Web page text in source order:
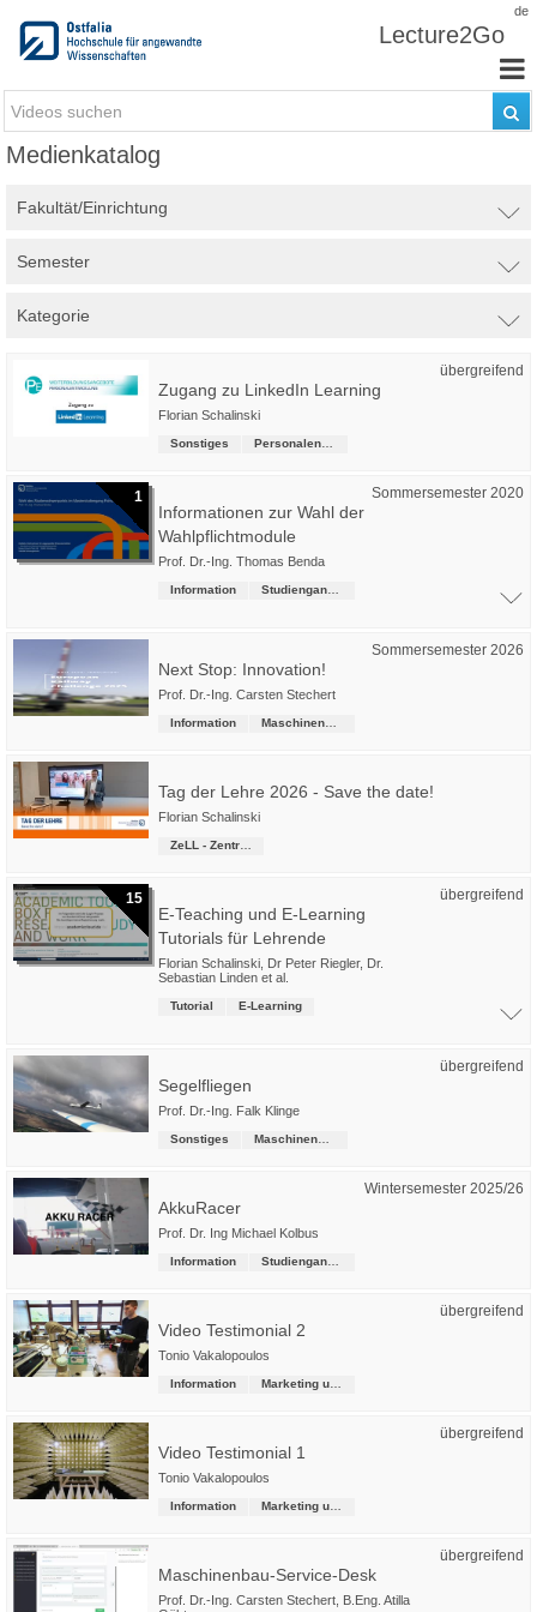
de
Lecture2Go
Medienkatalog
Fakultät/Einrichtung
Semester
Kategorie
übergreifend
Zugang zu LinkedIn Learning
Florian Schalinski
Sonstiges
1 Sommersemester 2020
Informationen zur Wahl der
Wahlpflichtmodule
Prof. Dr.-Ing. Thomas Benda
Information
Sommersemester 2026
Next Stop: Innovation!
Prof. Dr.-Ing. Carsten Stechert
Information
Tag der Lehre 2026 - Save the date!
Florian Schalinski
15 übergreifend
E-Teaching und E-Learning
Tutorials für Lehrende
Florian Schalinski Dr Peter Riegler, Dr.
Sebastian Linden et al.
Tutorial E-Learning
übergreifend
Segelfliegen
Prof. Dr.-Ing. Falk Klinge
Sonstiges
Wintersemester 2025/26
AkkuRacer
Prof. Dr. Ing Michael Kolbus
Information
übergreifend
Video Testimonial 2
Tonio Vakalopoulos
Information
übergreifend
Video Testimonial 1
Tonio Vakalopoulos
Information
übergreifend
Maschinenbau-Service-Desk
Prof. Dr.-Ing. Carsten Stechert B.Eng. Atilla